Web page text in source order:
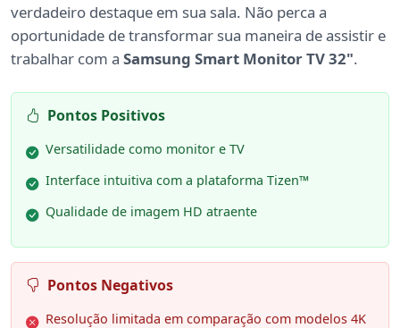
verdadeiro destaque em sua sala. Não perca a
oportunidade de transformar sua maneira de assistir e
trabalhar com a Samsung Smart Monitor TV 32".
Pontos Positivos
Versatilidade como monitor e TV
Interface intuitiva com a plataforma Tizen™
Qualidade de imagem HD atraente
Pontos Negativos
Resolução limitada em comparação com modelos 4K